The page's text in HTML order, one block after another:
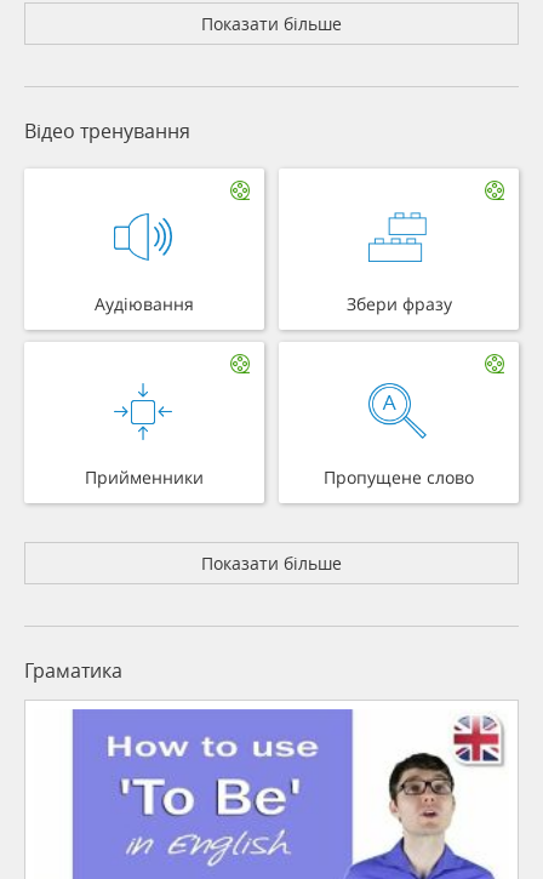
Показати більше
Відео тренування
Аудіювання Збери фразу
Прийменники Пропущене слово
Показати більше
Граматика